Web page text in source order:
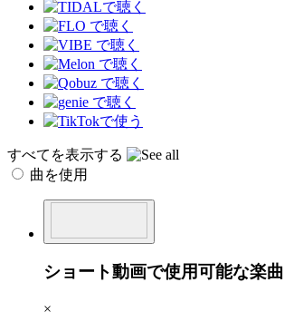
すべてを表示する
曲を使用
ショート動画で使用可能な楽曲
×